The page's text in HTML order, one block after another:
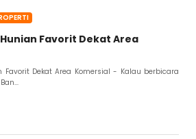
Favorit Dekat Area
Dekat Area Komersial - Kalau berbicara